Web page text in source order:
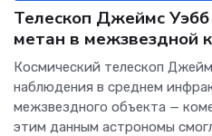
Телескоп Джеймс
метан в межзвездной
Интернет технологии.
Космический телескоп
наблюдения в среднем
межзвездного объекта —
этим данным астрономы